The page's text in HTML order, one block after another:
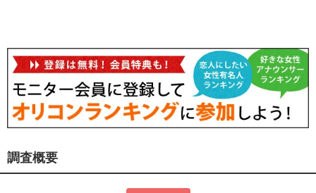
調査概要